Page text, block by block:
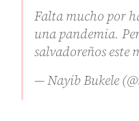
Falta mucho por
una pandemia.
salvadoreños este
— Nayib Bukele